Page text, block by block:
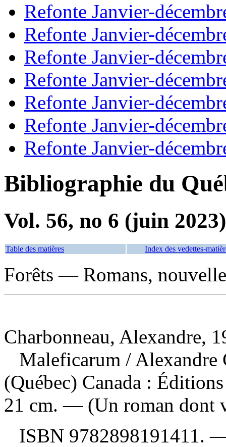
Refonte Janvier-
Refonte Janvier-
Refonte Janvier-
Refonte Janvier-
Refonte Janvier-
Refonte Janvier-
Refonte Janvier-
Bibliographie du
Vol. 56, no 6 (juin 2023)
Table des matières Index des vedettes-
Forêts — Romans,
Charbonneau, Alexandre,
Maleficarum / Alexandre
(Québec) Canada :
21 cm. — (Un roman dont
ISBN 9782898191411.